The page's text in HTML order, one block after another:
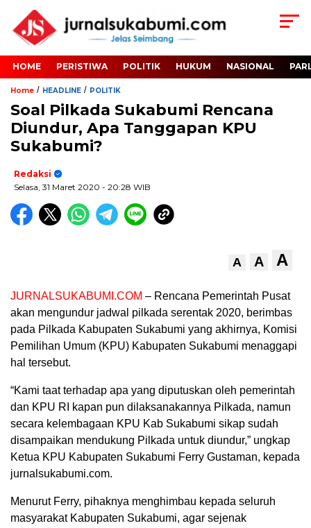
HOME PERISTIWA POLITIK HUKUM NASIONAL
Home / HEADLINE / POLITIK
Soal Pilkada Sukabumi Rencana
Diundur, Apa Tanggapan KPU
Sukabumi?
Redaksi
Selasa, 31 Maret 2020 - 20:28 WIB
A A A
JURNALSUKABUMI.COM – Rencana Pemerintah Pusat
akan mengundur jadwal pilkada serentak 2020, berimbas
pada Pilkada Kabupaten Sukabumi yang akhirnya, Komisi
Pemilihan Umum (KPU) Kabupaten Sukabumi menaggapi
hal tersebut.
“Kami taat terhadap apa yang diputuskan oleh pemerintah
dan KPU RI kapan pun dilaksanakannya Pilkada, namun
secara kelembagaan KPU Kab Sukabumi sikap sudah
disampaikan mendukung Pilkada untuk diundur,” ungkap
Ketua KPU Kabupaten Sukabumi Ferry Gustaman, kepada
jurnalsukabumi.com.
Menurut Ferry, pihaknya menghimbau kepada seluruh
masyarakat Kabupaten Sukabumi, agar sejenak